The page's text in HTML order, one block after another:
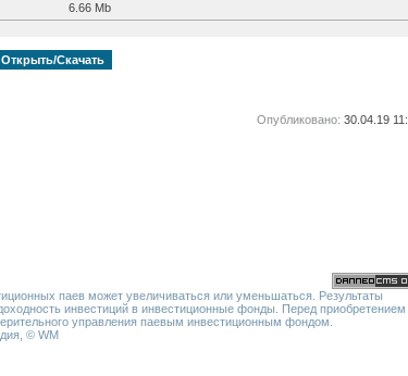
6.66 Mb
Открыть/Скачать
Опубликовано: 30.04.19
паев может увеличиваться или уменьшаться. Результаты
инвестиций в инвестиционные фонды. Перед приобретением
управления паевым инвестиционным фондом.
, © WM